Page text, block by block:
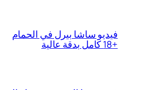
فيديو ساشا بيرل في الحمام
+18 كامل بدقة عالية